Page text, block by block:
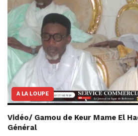
A LA LOUPE
Vidéo/ Gamou de Keur Mame El
Général